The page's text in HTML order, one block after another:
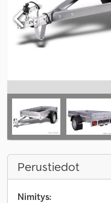
Perustiedot
Nimitys: